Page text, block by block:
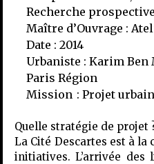
Recherche
Maître d’Ouvrage :
Date : 2014
Urbaniste : Karim
Paris Région
Mission : Projet
Quelle stratégie de projet
La Cité Descartes est à
initiatives. L’arrivée des